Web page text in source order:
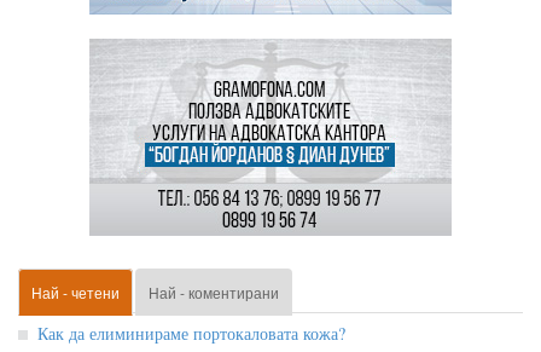
Най - четени Най - коментирани
Как да елиминираме портокаловата кожа?